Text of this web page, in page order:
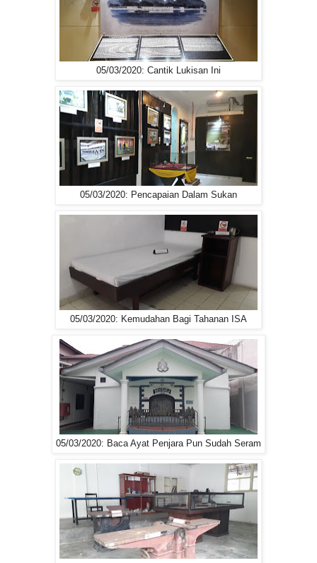
05/03/2020: Cantik Lukisan Ini
05/03/2020: Pencapaian Dalam Sukan
05/03/2020: Kemudahan Bagi Tahanan ISA
05/03/2020: Baca Ayat Penjara Pun Sudah Seram